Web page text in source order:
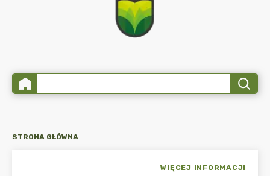
STRONA GŁÓWNA
WIĘCEJ INFORMACJI